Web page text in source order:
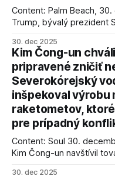
Content: Palm Beach,
Trump, bývalý prezident
kľúčové pre úspešné
AFP informuje, že Trump
podmienky dohody o prí
30. dec 2025
Kim Čong-un
pripravené zničiť
Severokórejský
inšpekoval výrobu
raketometov,
pre prípadný
Content: Soul 30.
Kim Čong-un navštívil
30. dec 2025